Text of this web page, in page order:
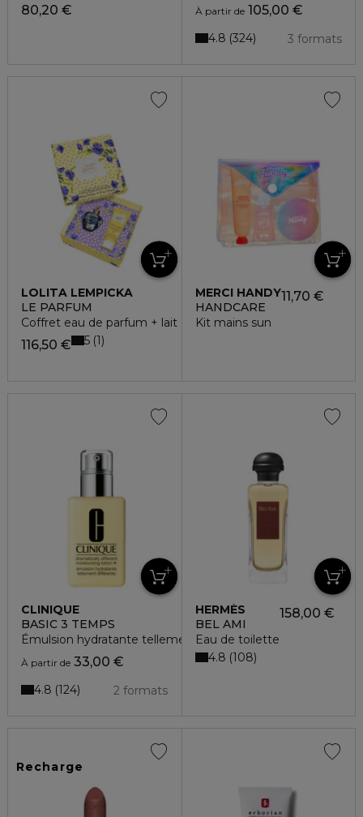
80,20 € À partir de105,00 €
3 formats
4.8 324
LOLITA LEMPICKA
LE PARFUM
Coffret eau de parfum + lait corps parfumée
116,50 € 5 1
MERCI HANDY
HANDCARE
Kit mains sun
11,70 €
CLINIQUE
BASIC 3 TEMPS
Émulsion hydratante tellement différente
À partir de 33,00 €
2 formats
4.8 124
HERMÈS
BEL AMI
Eau de toilette
158,00 €
4.8 108
Recharge